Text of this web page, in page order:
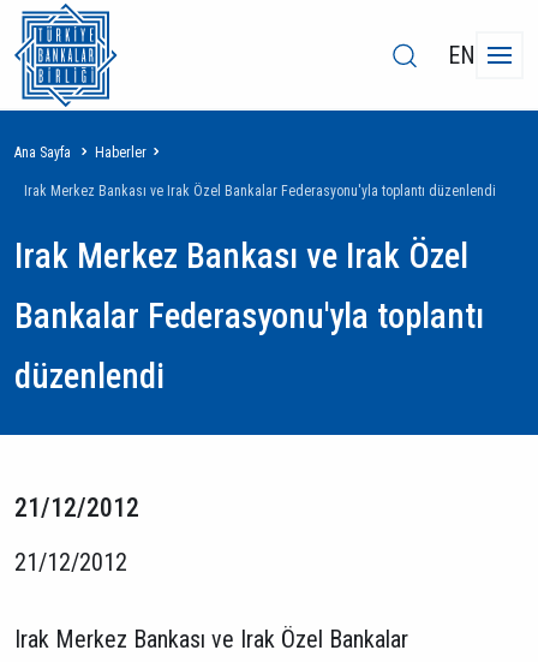
EN
Sayfa
yolu
Ana Sayfa Haberler
Irak Merkez Bankası ve Irak Özel Bankalar Federasyonu'yla toplantı düzenlendi
Irak Merkez Bankası ve Irak Özel
Bankalar Federasyonu'yla toplantı
düzenlendi
21/12/2012
21/12/2012
Irak Merkez Bankası ve Irak Özel Bankalar